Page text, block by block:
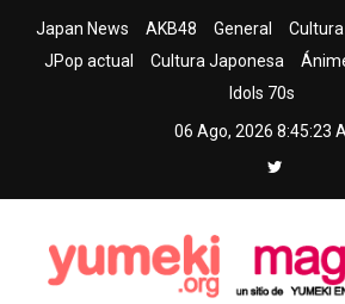
Japan News AKB48 General Cultura
JPop actual
Cultura Japonesa
Idols 70s
06 Ago, 2026 8:45:25